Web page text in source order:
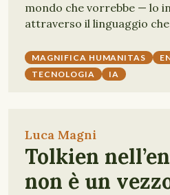
mondo che vorrebbe — lo
attraverso il linguaggio
MAGNIFICA HUMANITAS
TECNOLOGIA
IA
Luca Magni
Tolkien
non è un